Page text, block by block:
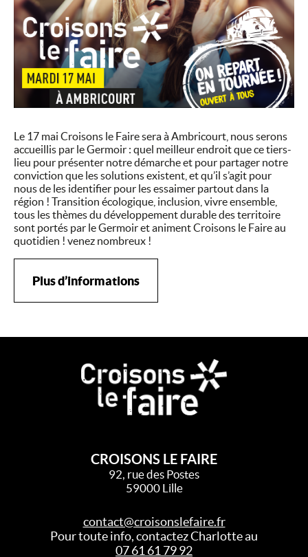
Le 17 mai Croisons le Faire sera à Ambricourt, nous serons
accueillis par le Germoir : quel meilleur endroit que ce tiers-
lieu pour présenter notre démarche et pour partager notre
conviction que les solutions existent, et qu’il s’agit pour
nous de les identifier pour les essaimer partout dans la
région ! Transition écologique, inclusion, vivre ensemble,
tous les thèmes du développement durable des territoire
sont portés par le Germoir et animent Croisons le Faire au
quotidien ! venez nombreux !
Plus d’informations
CROISONS LE FAIRE
92, rue des Postes
59000 Lille
contact@croisonslefaire.fr
Pour toute info, contactez Charlotte au
07 61 61 79 92